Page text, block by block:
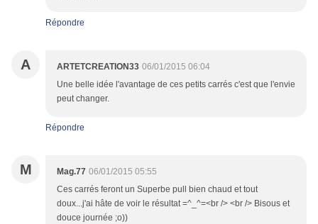
Répondre
A ARTETCREATION33 06/01/2015 06:04
Une belle idée l'avantage de ces petits carrés c'est que l'envie
peut changer.
Répondre
M Mag.77 06/01/2015 05:55
Ces carrés feront un Superbe pull bien chaud et tout
doux...j'ai hâte de voir le résultat =^_^=<br /> <br /> Bisous et
douce journée ;o))